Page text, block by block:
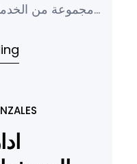
مجموعة من
بما يتوافق
الحالي أصبحت
يتجزأ من
الناجحة،